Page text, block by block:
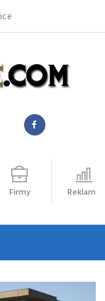
Firmy Reklama